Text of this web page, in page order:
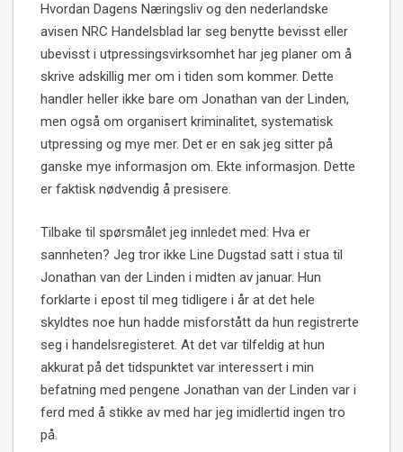
Hvordan Dagens Næringsliv og den nederlandske
avisen NRC Handelsblad lar seg benytte bevisst eller
ubevisst i utpressingsvirksomhet har jeg planer om å
skrive adskillig mer om i tiden som kommer. Dette
handler heller ikke bare om Jonathan van der Linden,
men også om organisert kriminalitet, systematisk
utpressing og mye mer. Det er en sak jeg sitter på
ganske mye informasjon om. Ekte informasjon. Dette
er faktisk nødvendig å presisere.
Tilbake til spørsmålet jeg innledet med: Hva er
sannheten? Jeg tror ikke Line Dugstad satt i stua til
Jonathan van der Linden i midten av januar. Hun
forklarte i epost til meg tidligere i år at det hele
skyldtes noe hun hadde misforstått da hun registrerte
seg i handelsregisteret. At det var tilfeldig at hun
akkurat på det tidspunktet var interessert i min
befatning med pengene Jonathan van der Linden var i
ferd med å stikke av med har jeg imidlertid ingen tro
på.